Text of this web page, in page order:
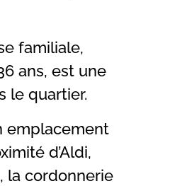
familiale,
ans, est une
le quartier.
emplacement
d’Aldi,
la cordonnerie